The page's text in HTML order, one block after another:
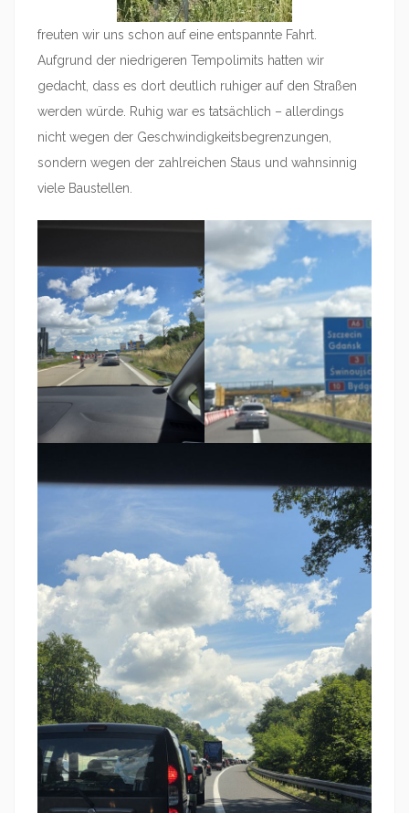
freuten wir uns schon auf eine entspannte Fahrt.
Aufgrund der niedrigeren Tempolimits hatten wir
gedacht, dass es dort deutlich ruhiger auf den Straßen
werden würde. Ruhig war es tatsächlich – allerdings
nicht wegen der Geschwindigkeitsbegrenzungen,
sondern wegen der zahlreichen Staus und wahnsinnig
viele Baustellen.